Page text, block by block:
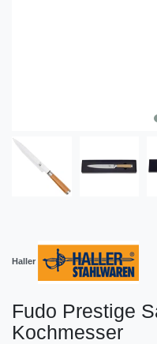
Haller
Fudo Prestige
Kochmesser